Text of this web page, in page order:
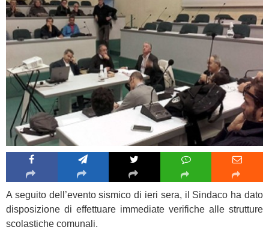
A seguito dell’evento sismico di ieri sera, il Sindaco ha dato
disposizione di effettuare immediate verifiche alle strutture
scolastiche comunali.